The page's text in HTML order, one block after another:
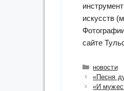
искусств
сайте
Рубрики
новости
«Песня
«И